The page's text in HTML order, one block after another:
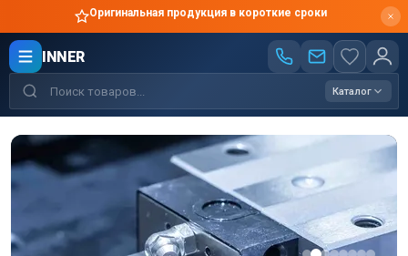
Оригинальная продукция в короткие сроки
INNER
Каталог